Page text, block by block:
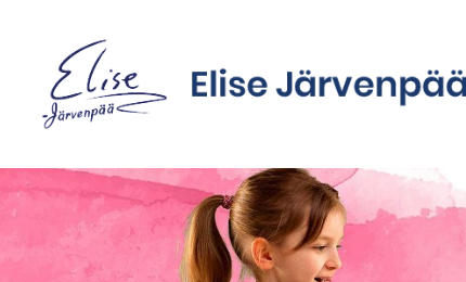
sisältöön
Sivuston etusivulle